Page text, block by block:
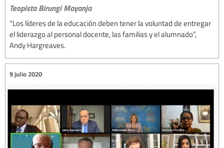
Teopista Birungi Mayanja
“Los líderes de la educación deben tener la voluntad de entregar
el liderazgo al personal docente, las familias y el alumnado”,
Andy Hargreaves.
9 julio 2020